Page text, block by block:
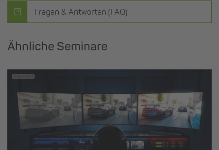
Fragen & Antworten (FAQ)
Ähnliche Seminare